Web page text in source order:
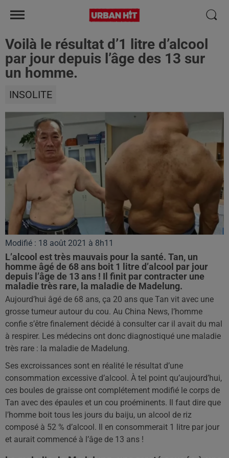
Voilà le résultat d’1 litre d’alcool
par jour depuis l’âge des 13 sur
un homme.
INSOLITE
Modifié : 18 août 2021 à 8h11
L’alcool est très mauvais pour la santé. Tan, un
homme âgé de 68 ans boit 1 litre d’alcool par jour
depuis l’âge de 13 ans ! Il finit par contracter une
maladie très rare, la maladie de Madelung.
Aujourd’hui âgé de 68 ans, ça 20 ans que Tan vit avec une
grosse tumeur autour du cou. Au China News, l’homme
confie s’être finalement décidé à consulter car il avait du mal
à respirer. Les médecins ont donc diagnostiqué une maladie
très rare : la maladie de Madelung.
Ses excroissances sont en réalité le résultat d’une
consommation excessive d’alcool. À tel point qu’aujourd’hui,
ces boules de graisse ont complétement modifié le corps de
Tan avec des épaules et un cou proéminents. Il faut dire que
l’homme boit tous les jours du baiju, un alcool de riz
composé à 52 % d’alcool. Il en consommerait 1 litre par jour
et aurait commencé à l’âge de 13 ans !